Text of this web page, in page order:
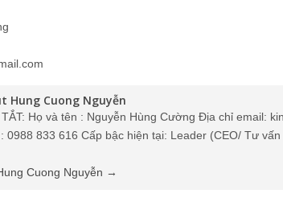
Hung Cuong Nguyễn
Họ và tên : Nguyễn Hùng Cường Địa chỉ email:
0988 833 616 Cấp bậc hiện tại: Leader (CEO/ Tư
Cuong Nguyễn →